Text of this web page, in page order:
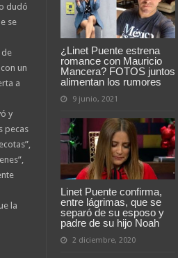
¿Linet Puente estrena
romance con Mauricio
Mancera? FOTOS juntos
alimentan los rumores
9 junio, 2021
Linet Puente confirma,
entre lágrimas, que se
separó de su esposo y
padre de su hijo Noah
2 diciembre, 2020
dudó
se
un
a
y
pecas
la